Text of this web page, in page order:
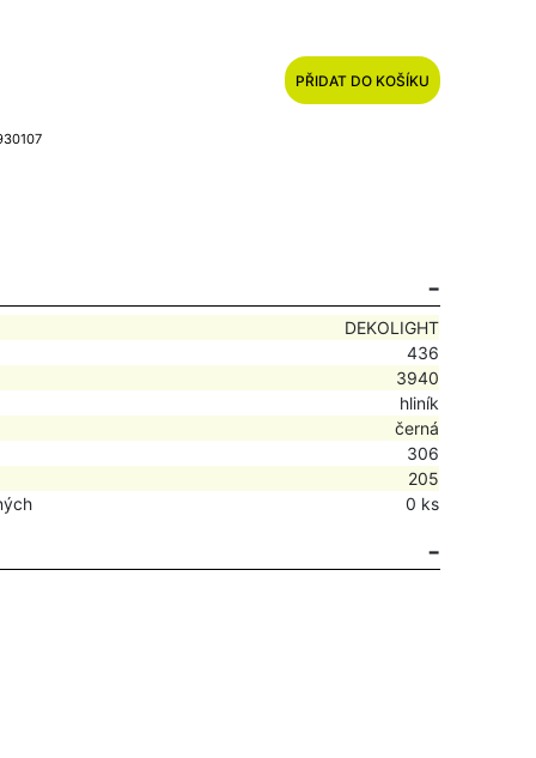
PŘIDAT DO KOŠÍKU
DEKOLIGHT
436
3940
hliník
černá
306
205
0 ks